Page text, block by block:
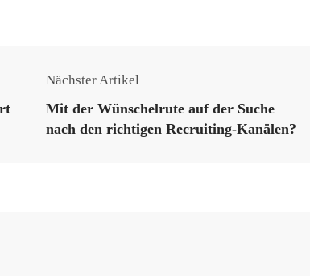
Nächster Artikel
Mit der Wünschelrute auf der Suche
nach den richtigen Recruiting-Kanälen?